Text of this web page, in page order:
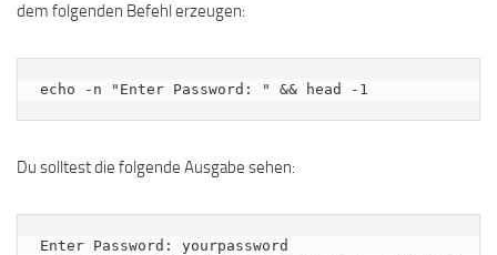
dem folgenden Befehl erzeugen:
echo -n "Enter Password: " && head -1
Du solltest die folgende Ausgabe sehen:
Enter Password: yourpassword